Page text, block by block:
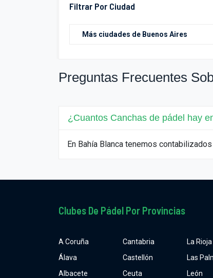
Filtrar Por Ciudad
Preguntas Frecuentes
¿Cuantos Canchas de pádel hay
En Bahía Blanca tenemos
Clubes De Pádel Por Provincias
A Coruña
Álava
Albacete
Cantabria
Castellón
Ceuta
La Rioja
Las
León